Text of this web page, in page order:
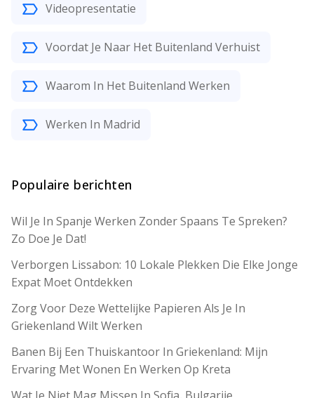
Videopresentatie
Voordat Je Naar Het Buitenland Verhuist
Waarom In Het Buitenland Werken
Werken In Madrid
Populaire berichten
Wil Je In Spanje Werken Zonder Spaans Te Spreken?
Zo Doe Je Dat!
Verborgen Lissabon: 10 Lokale Plekken Die Elke Jonge
Expat Moet Ontdekken
Zorg Voor Deze Wettelijke Papieren Als Je In
Griekenland Wilt Werken
Banen Bij Een Thuiskantoor In Griekenland: Mijn
Ervaring Met Wonen En Werken Op Kreta